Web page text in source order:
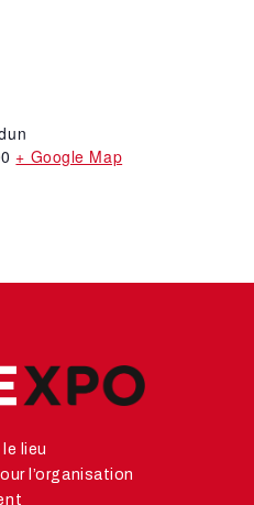
+ Google Map
lieu
l’organisation